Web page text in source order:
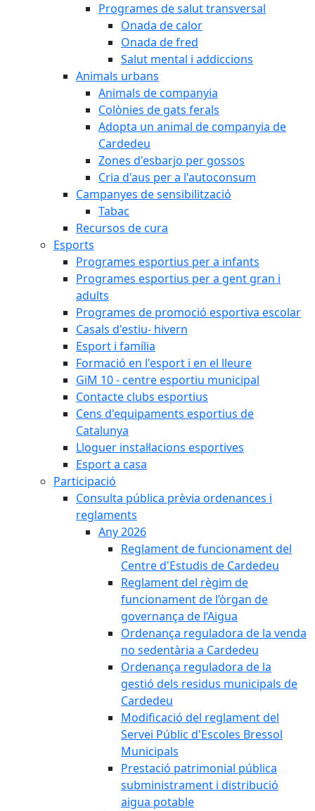
Programes de salut transversal
Onada de calor
Onada de fred
Salut mental i addiccions
Animals urbans
Animals de companyia
Colònies de gats ferals
Adopta un animal de companyia de
Cardedeu
Zones d'esbarjo per gossos
Cria d'aus per a l'autoconsum
Campanyes de sensibilització
Tabac
Recursos de cura
Esports
Programes esportius per a infants
Programes esportius per a gent gran i
adults
Programes de promoció esportiva escolar
Casals d'estiu- hivern
Esport i família
Formació en l'esport i en el lleure
GiM 10 - centre esportiu municipal
Contacte clubs esportius
Cens d'equipaments esportius de
Catalunya
Lloguer instal·lacions esportives
Esport a casa
Participació
Consulta pública prèvia ordenances i
reglaments
Any 2026
Reglament de funcionament del
Centre d'Estudis de Cardedeu
Reglament del règim de
funcionament de l’òrgan de
governança de l’Aigua
Ordenança reguladora de la venda
no sedentària a Cardedeu
Ordenança reguladora de la
gestió dels residus municipals de
Cardedeu
Modificació del reglament del
Servei Públic d'Escoles Bressol
Municipals
Prestació patrimonial pública
subministrament i distribució
aigua potable